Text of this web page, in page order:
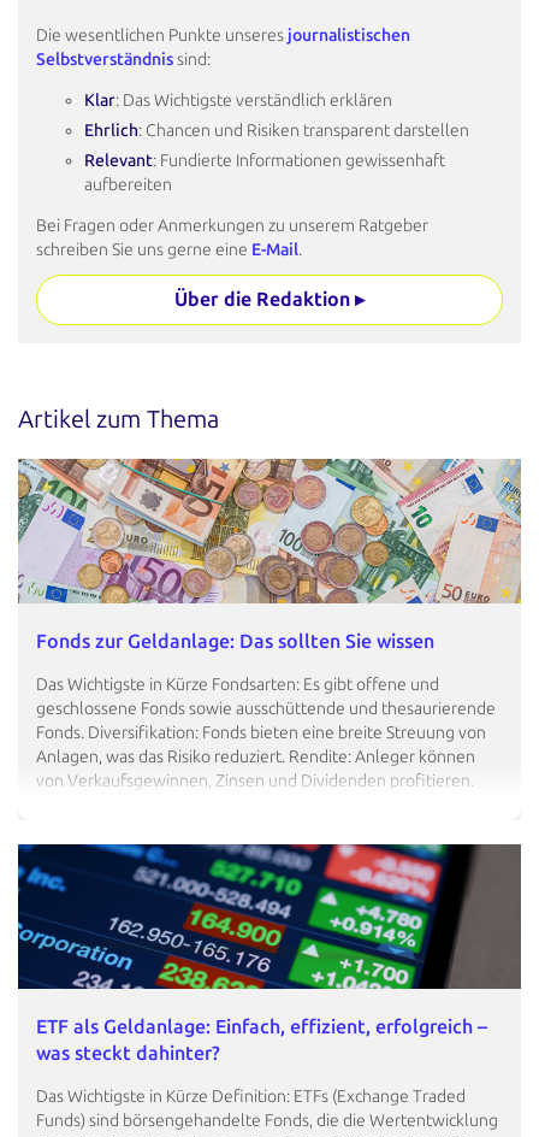
Die wesentlichen Punkte unseres journalistischen
Selbstverständnissind:
Klar: Das Wichtigste verständlich erklären
Ehrlich: Chancen und Risiken transparent darstellen
Relevant: Fundierte Informationen gewissenhaft
aufbereiten
Bei Fragen oder Anmerkungen zu unserem Ratgeber
schreiben Sie uns gerne eine E-Mail.
Über die Redaktion ▸
Artikel zum Thema
Fonds zur Geldanlage: Das sollten Sie wissen
Das Wichtigste in Kürze Fondsarten: Es gibt offene und
geschlossene Fonds sowie ausschüttende und thesaurierende
Fonds. Diversifikation: Fonds bieten eine breite Streuung von
Anlagen, was das Risiko reduziert. Rendite: Anleger können
von Verkaufsgewinnen, Zinsen und Dividenden profitieren.
ETF als Geldanlage: Einfach, effizient, erfolgreich –
was steckt dahinter?
Das Wichtigste in Kürze Definition: ETFs (Exchange Traded
Funds) sind börsengehandelte Fonds, die die Wertentwicklung